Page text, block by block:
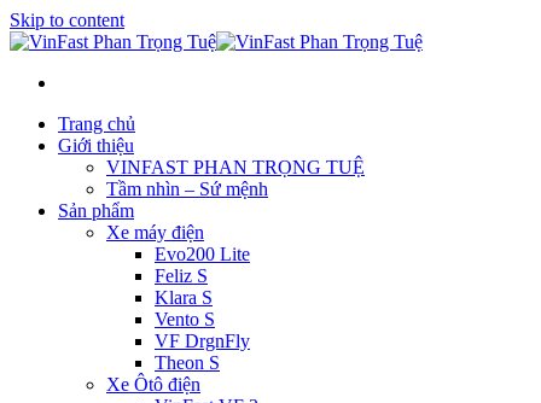
Skip to content
Trang chủ
Giới thiệu
VINFAST PHAN TRỌNG TUỆ
Tầm nhìn – Sứ mệnh
Sản phẩm
Xe máy điện
Evo200 Lite
Feliz S
Klara S
Vento S
VF DrgnFly
Theon S
Xe Ôtô điện